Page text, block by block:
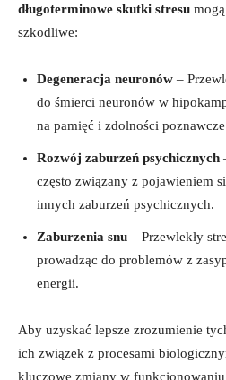
długoterminowe skutki stresu
szkodliwe:
Degeneracja neuronów –
do śmierci neuronów w
na pamięć i zdolności
Rozwój zaburzeń psychicznych
często związany z pojawieniem
innych zaburzeń psychicznych.
Zaburzenia snu – Przewlekły
prowadząc do problemów z
energii.
Aby uzyskać lepsze zrozumienie
ich związek z procesami
kluczowe zmiany w